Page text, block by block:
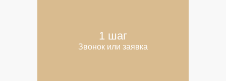
1 шаг
Звонок или заявка